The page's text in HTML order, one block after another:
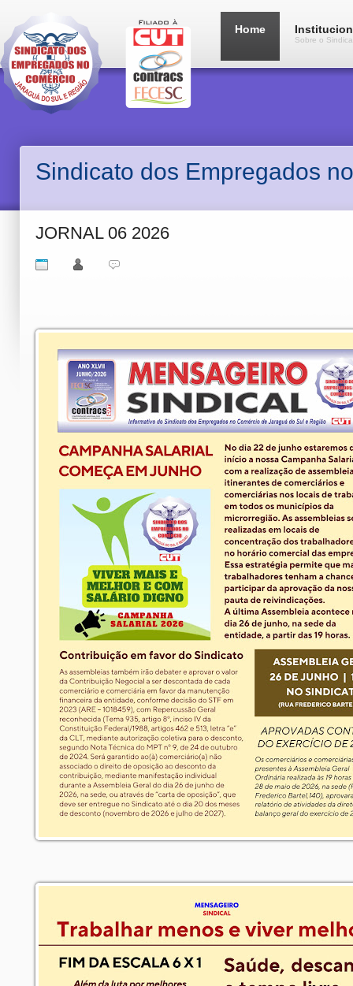
Home
Sobre o
Sindicato dos Empregados
JORNAL 06 2026